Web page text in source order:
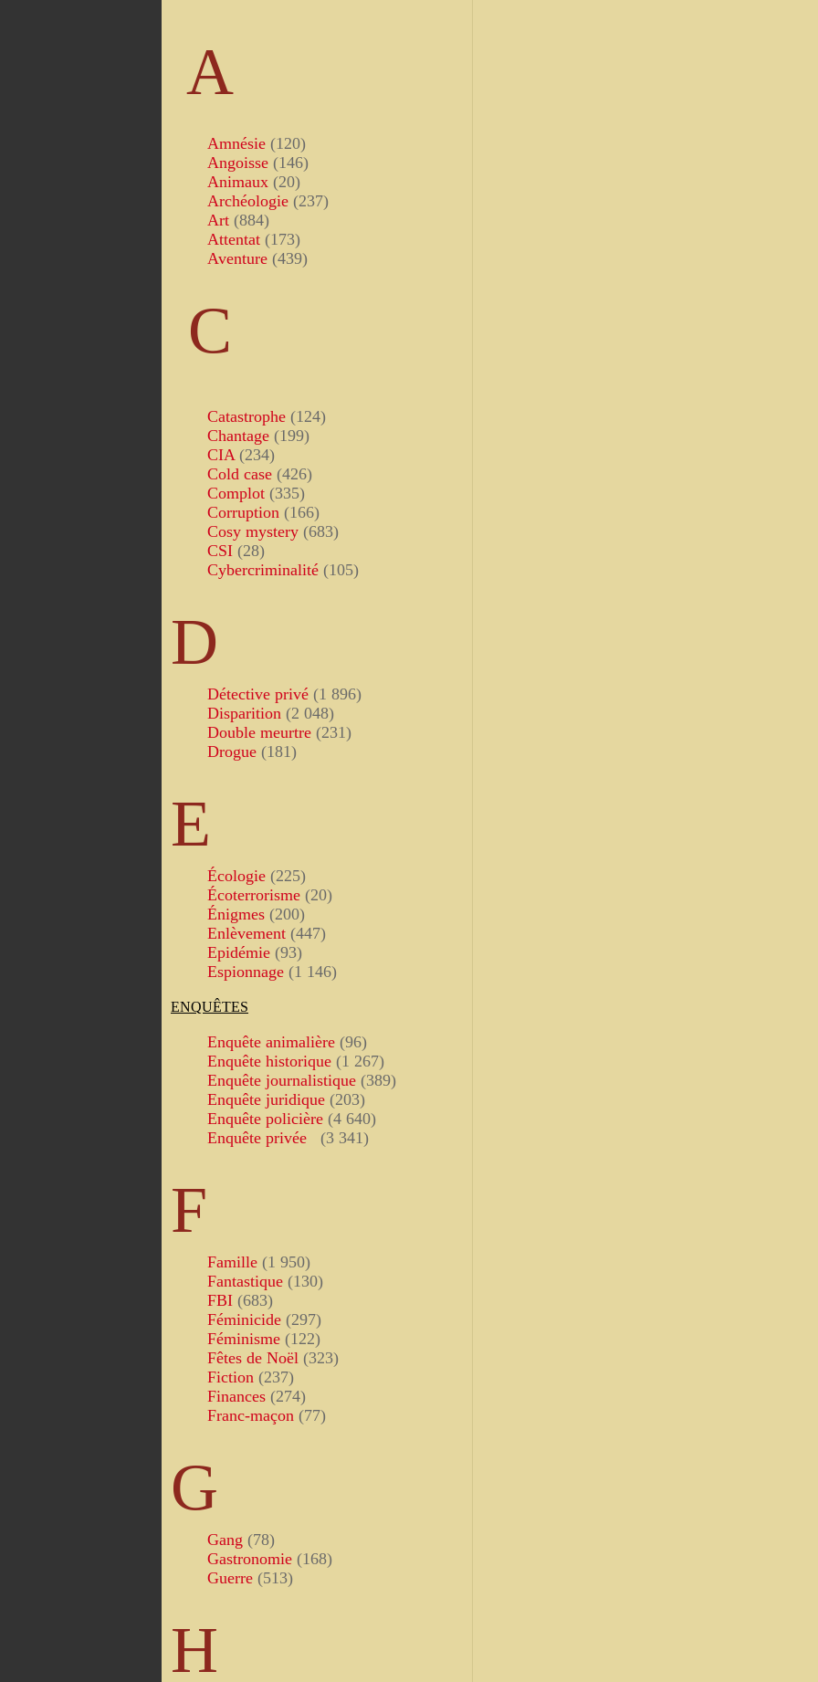
A
Amnésie (120)
Angoisse (146)
Animaux (20)
Archéologie (237)
Art (884)
Attentat (173)
Aventure (439)
C
Catastrophe (124)
Chantage (199)
CIA (234)
Cold case (426)
Complot (335)
Corruption (166)
Cosy mystery (683)
CSI (28)
Cybercriminalité (105)
D
Détective privé (1 896)
Disparition (2 048)
Double meurtre (231)
Drogue (181)
E
Écologie (225)
Écoterrorisme (20)
Énigmes (200)
Enlèvement (447)
Epidémie (93)
Espionnage (1 146)
ENQUÊTES
Enquête animalière (96)
Enquête historique (1 267)
Enquête journalistique (389)
Enquête juridique (203)
Enquête policière (4 640)
Enquête privée
(3 341)
F
Famille (1 950)
Fantastique (130)
FBI (683)
Féminicide (297)
Féminisme (122)
Fêtes de Noël (323)
Fiction (237)
Finances (274)
Franc-maçon (77)
G
Gang (78)
Gastronomie (168)
Guerre (513)
H